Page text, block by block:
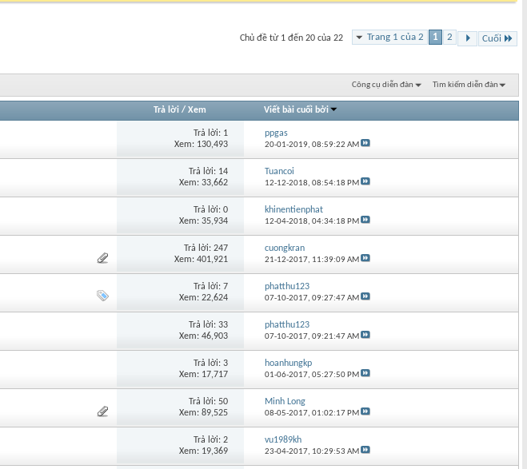
Trang 1 của 2 1 2 Cuối
Chủ đề từ 1 đến 20 của 22
Công cụ diễn đàn Tìm kiếm diễn đàn
Trả lời/ Xem Viết bài cuối bởi
Trả lời: 1
Xem: 130,493
ppgas
20-01-2019,08:59:22 AM
Trả lời: 14
Xem: 33,662
Tuancoi
12-12-2018,08:54:18 PM
Trả lời: 0
Xem: 35,934
khinentienphat
12-04-2018,04:34:18 PM
Trả lời: 247
Xem: 401,921
cuongkran
21-12-2017, 11:39:09 AM
Trả lời: 7
Xem: 22,624
phatthu123
07-10-2017,09:27:47 AM
Trả lời: 33
Xem: 46,903
phatthu123
07-10-2017,09:21:47 AM
Trả lời: 3
Xem: 17,717
hoanhungkp
01-06-2017,05:27:50 PM
Trả lời: 50
Xem: 89,525
Minh Long
08-05-2017,01:02:17 PM
Trả lời: 2
Xem: 19,369
vu1989kh
23-04-2017, 10:29:53 AM